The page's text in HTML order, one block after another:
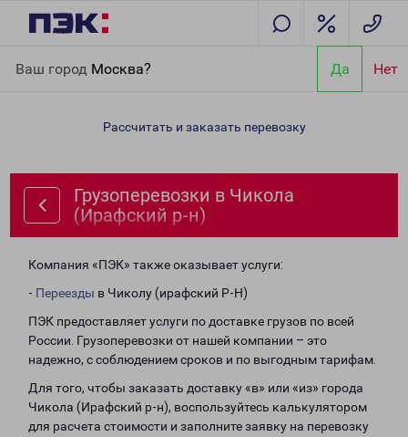
Ваш город Москва? Да Нет
н)
Рассчитать и заказать перевозку
Грузоперевозки в Чикола
(Ирафский р-н)
Компания «ПЭК» также оказывает услуги:
- Переезды в Чиколу (ирафский Р-Н)
ПЭК предоставляет услуги по доставке грузов по всей
России. Грузоперевозки от нашей компании – это
надежно, с соблюдением сроков и по выгодным тарифам.
Для того, чтобы заказать доставку «в» или «из» города
Чикола (Ирафский р-н), воспользуйтесь калькулятором
для расчета стоимости и заполните заявку на перевозку